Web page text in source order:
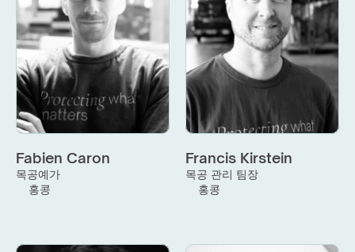
Fabien Caron
목공예가
홍콩
Francis Kirstein
목공 관리 팀장
홍콩